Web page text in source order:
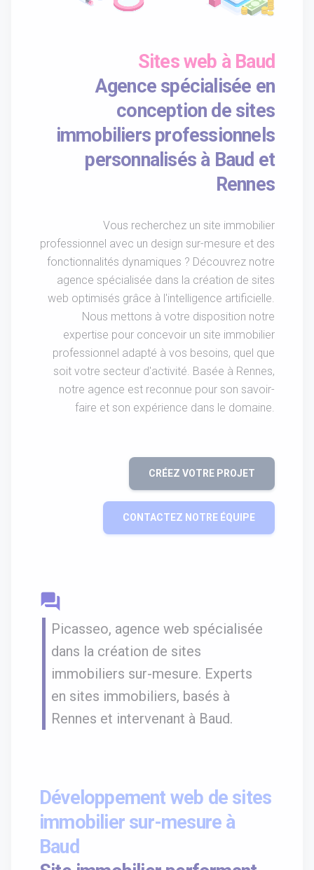
Sites web à Baud
Agence spécialisée en
conception de sites
immobiliers professionnels
personnalisés à Baud et
Rennes
Vous recherchez un site immobilier
professionnel avec un design sur-mesure et des
fonctionnalités dynamiques ? Découvrez notre
agence spécialisée dans la création de sites
web optimisés grâce à l'intelligence artificielle.
Nous mettons à votre disposition notre
expertise pour concevoir un site immobilier
professionnel adapté à vos besoins, quel que
soit votre secteur d'activité. Basée à Rennes,
notre agence est reconnue pour son savoir-
faire et son expérience dans le domaine.
CRÉEZ VOTRE PROJET
CONTACTEZ NOTRE ÉQUIPE
question_answer
Picasseo, agence web spécialisée
dans la création de sites
immobiliers sur-mesure. Experts
en sites immobiliers, basés à
Rennes et intervenant à Baud.
Développement web de sites
immobilier sur-mesure à
Baud